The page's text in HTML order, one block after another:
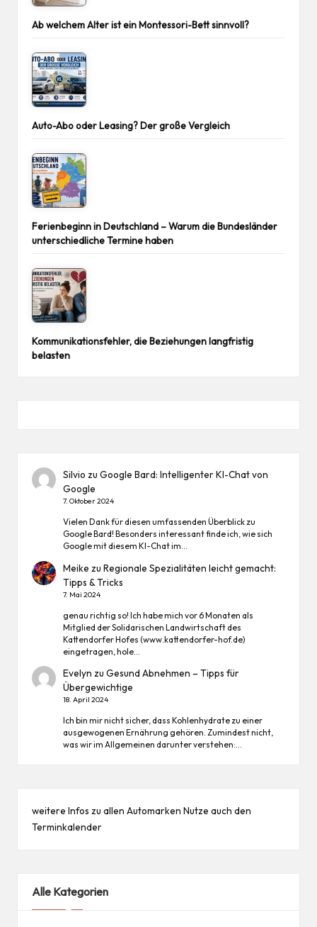
Ab welchem Alter ist ein Montessori-Bett sinnvoll?
Auto-Abo oder Leasing? Der große Vergleich
Ferienbeginn in Deutschland – Warum die Bundesländer
unterschiedliche Termine haben
Kommunikationsfehler, die Beziehungen langfristig
belasten
Silvio zuGoogle Bard: Intelligenter KI-Chat von
Google
7. Oktober 2024
Vielen Dank für diesen umfassenden Überblick zu
Google Bard! Besonders interessant finde ich, wie sich
Google mit diesem KI-Chat im…
Meike zuRegionale Spezialitäten leicht gemacht:
Tipps & Tricks
7. Mai 2024
genau richtig so! Ich habe mich vor 6 Monaten als
Mitglied der Solidarischen Landwirtschaft des
Kattendorfer Hofes (www.kattendorfer-hof.de)
eingetragen, hole…
Evelyn zuGesund Abnehmen – Tipps für
Übergewichtige
18. April 2024
Ich bin mir nicht sicher, dass Kohlenhydrate zu einer
ausgewogenen Ernährung gehören. Zumindest nicht,
was wir im Allgemeinen darunter verstehen:…
weitere Infos zu allen Automarken Nutze auch den
Terminkalender
Alle Kategorien